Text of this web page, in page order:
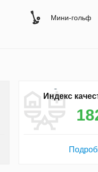
Мини-гольф
Индекс